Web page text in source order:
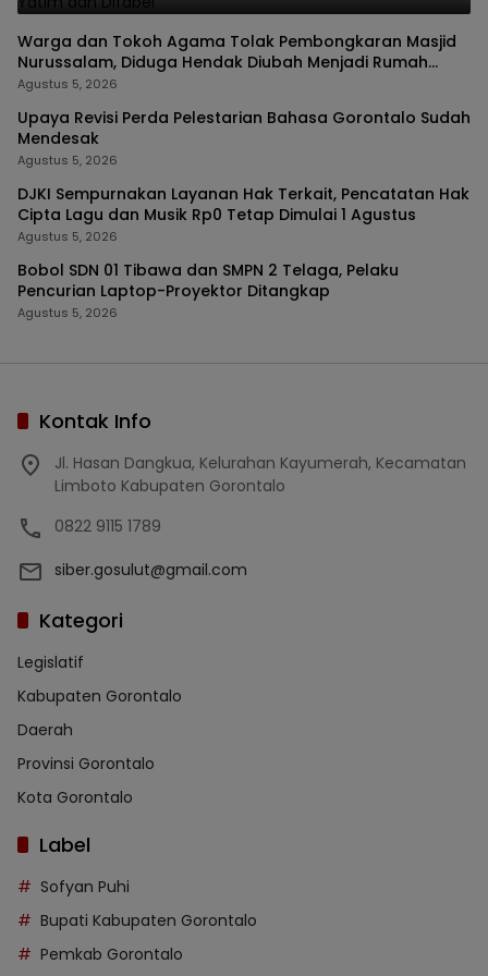
Warga dan Tokoh Agama Tolak Pembongkaran Masjid
Nurussalam, Diduga Hendak Diubah Menjadi Rumah
Tinggal
Agustus 5, 2026
Upaya Revisi Perda Pelestarian Bahasa Gorontalo Sudah
Mendesak
Agustus 5, 2026
DJKI Sempurnakan Layanan Hak Terkait, Pencatatan Hak
Cipta Lagu dan Musik Rp0 Tetap Dimulai 1 Agustus
Agustus 5, 2026
Bobol SDN 01 Tibawa dan SMPN 2 Telaga, Pelaku
Pencurian Laptop-Proyektor Ditangkap
Agustus 5, 2026
Kontak Info
Jl. Hasan Dangkua, Kelurahan Kayumerah, Kecamatan
Limboto Kabupaten Gorontalo
0822 9115 1789
siber.gosulut@gmail.com
Kategori
Legislatif
Kabupaten Gorontalo
Daerah
Provinsi Gorontalo
Kota Gorontalo
Label
Sofyan Puhi
Bupati Kabupaten Gorontalo
Pemkab Gorontalo